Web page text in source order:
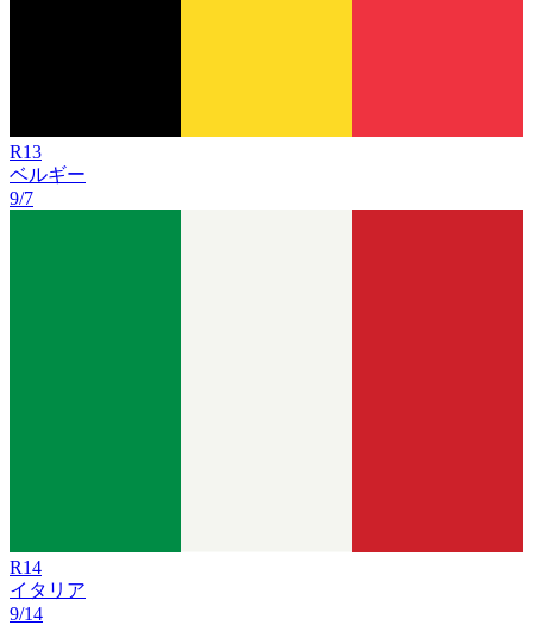
R13
ベルギー
9/7
R14
イタリア
9/14